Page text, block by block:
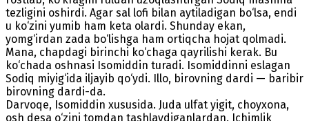
tezligini oshirdi. Agar sal lofi bilan aytiladigan bo‘lsa, endi
u ko‘zini yumib ham keta olardi. Shunday ekan,
yomg‘irdan zada bo‘lishga ham ortiqcha hojat qolmadi.
Mana, chapdagi birinchi ko‘chaga qayrilishi kerak. Bu
ko‘chada oshnasi Isomiddin turadi. Isomiddinni eslagan
Sodiq miyig‘ida iljayib qo‘ydi. Illo, birovning dardi — baribir
birovning dardi-da.
Darvoqe, Isomiddin xususida. Juda ulfat yigit, choyxona,
osh desa o‘zini tomdan tashlaydiganlardan. Ichimlik